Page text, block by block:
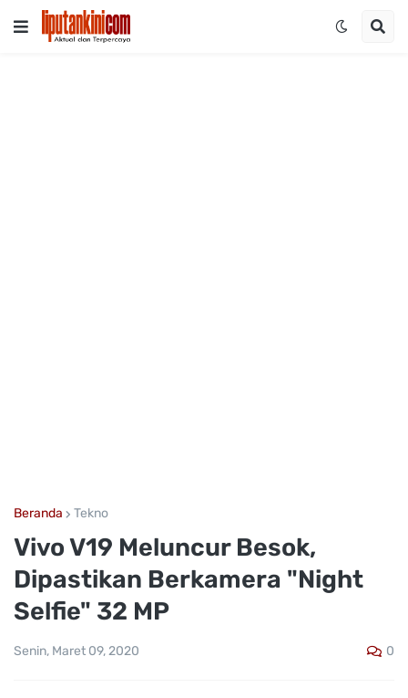
Beranda Tekno
Vivo V19 Meluncur Besok,
Dipastikan Berkamera "Night
Selfie" 32 MP
Senin, Maret 09, 2020 0